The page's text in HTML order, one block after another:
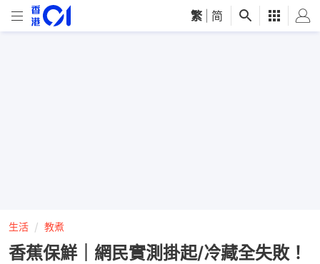
繁 简
生活 教煮
香蕉保鮮｜網民實測掛起/冷藏全失敗！